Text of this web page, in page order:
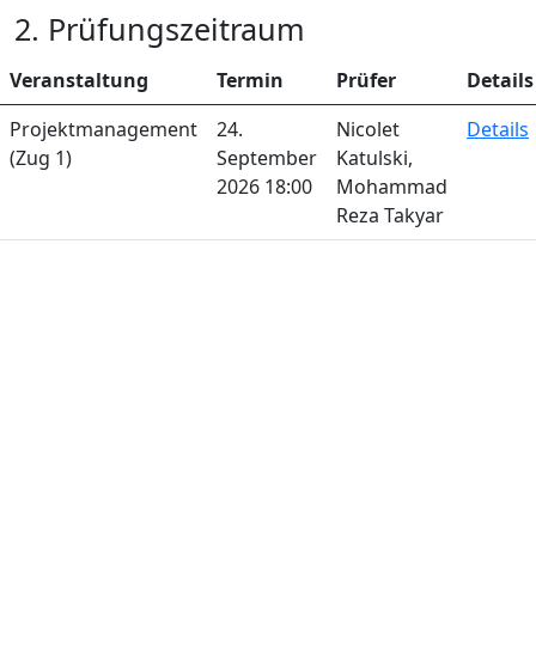
2. Prüfungszeitraum
Veranstaltung Termin Prüfer
Details
Projektmanagement
(Zug 1)
24.
September
2026 18:00
Nicolet
Katulski,
Mohammad
Reza Takyar
Details